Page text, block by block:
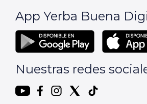
App Yerba Buena
Nuestras redes